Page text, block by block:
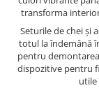
transforma
Seturile de chei și
totul la îndemână
pentru
dispozitive pentru
utile